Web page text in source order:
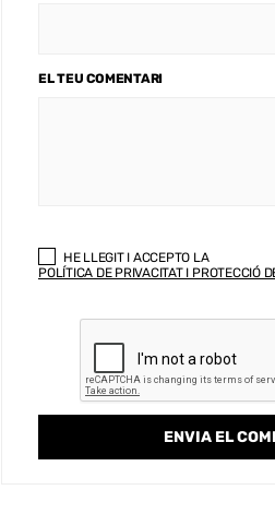
EL TEU COMENTARI
HE LLEGIT I ACCEPTO LA
POLÍTICA DE PRIVACITAT I PROTECCIÓ